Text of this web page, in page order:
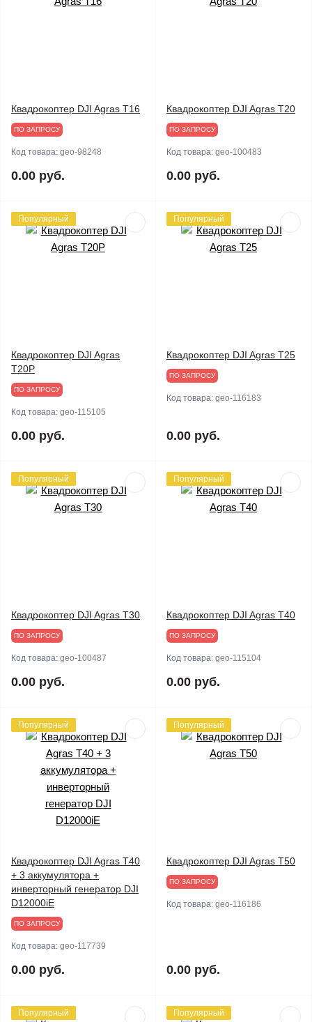
Квадрокоптер DJI Agras T16
ПО ЗАПРОСУ
Код товара: geo-98248
0.00 руб.
Квадрокоптер DJI Agras T20
ПО ЗАПРОСУ
Код товара: geo-100483
0.00 руб.
Популярный
Квадрокоптер DJI Agras
T20P
ПО ЗАПРОСУ
Код товара: geo-115105
0.00 руб.
Популярный
Квадрокоптер DJI Agras T25
ПО ЗАПРОСУ
Код товара: geo-116183
0.00 руб.
Популярный
Квадрокоптер DJI Agras T30
ПО ЗАПРОСУ
Код товара: geo-100487
0.00 руб.
Популярный
Квадрокоптер DJI Agras T40
ПО ЗАПРОСУ
Код товара: geo-115104
0.00 руб.
Популярный
Квадрокоптер DJI Agras T40
+ 3 аккумулятора +
инверторный генератор DJI
D12000iE
ПО ЗАПРОСУ
Код товара: geo-117739
0.00 руб.
Популярный
Квадрокоптер DJI Agras T50
ПО ЗАПРОСУ
Код товара: geo-116186
0.00 руб.
Популярный Популярный